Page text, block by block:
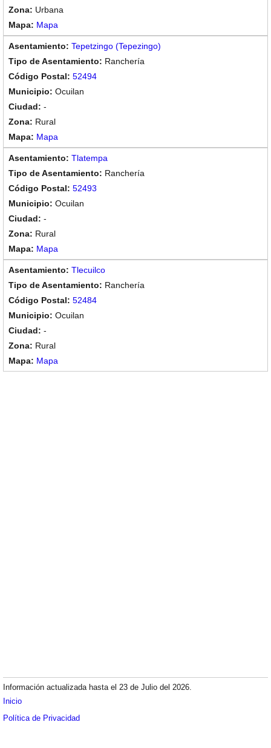
Urbana
Mapa
Tepetzingo (Tepezingo)
Ranchería
52494
Ocuilan
-
Rural
Mapa
Tlatempa
Ranchería
52493
Ocuilan
-
Rural
Mapa
Tlecuilco
Ranchería
52484
Ocuilan
-
Rural
Mapa
Información actualizada hasta el 23 de Julio del 2026.
Inicio
Política de Privacidad